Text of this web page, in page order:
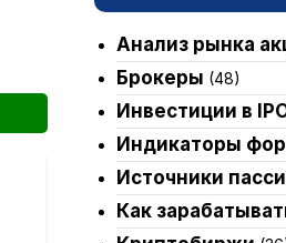
Анализ рынка
Брокеры (48)
Инвестиции в
Индикаторы
Источники
Как